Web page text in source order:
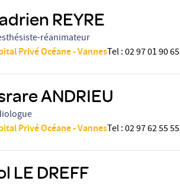
REYRE
réanimateur
Privé Océane - VannesTel:02 97 01 90 65
ANDRIEU
Privé Océane - VannesTel:02 97 62 55 55
LE DREFF